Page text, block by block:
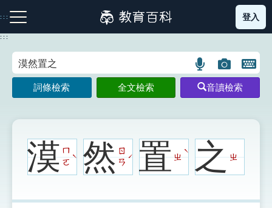
到
主
:::
注音索引圖示 筆畫索引圖示 部首索引表圖示
登入
:::
語
言
搜
示
圖
片
搜
示
開
鍵
圖
詞條檢索 全文檢索 音讀檢索
漠ㄇ
ㄛ
ˋ 然ㄖ
ㄢ
ˊ 置ㄓ
ˋ 之ㄓ